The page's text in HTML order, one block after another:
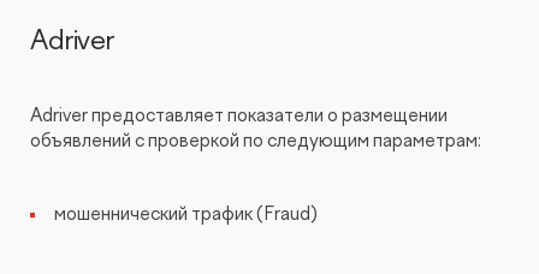
Adriver
Adriver предоставляет показатели о размещении
объявлений с проверкой по следующим параметрам:
мошеннический трафик (Fraud)